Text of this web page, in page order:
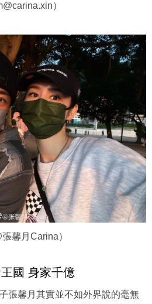
）
馨月Carina）
國 身家千億
張馨月其實並不如外界說的毫無